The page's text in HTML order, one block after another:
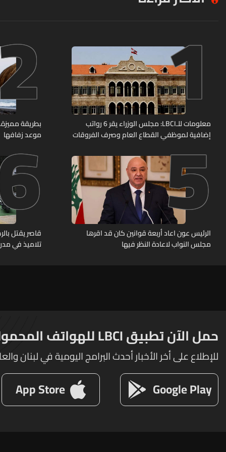
1
معلومات للـLBCI: مجلس الوزراء يقر 6 رواتب
إضافية لموظفي القطاع العام وصرف الفروقات
بطريقة
موعد زفافها
5
الرئيس عون اعاد أربعة قوانين كان قد اقرها
مجلس النواب لاعادة النظر فيها
قاصر يقتل
تلاميذ في
حمل الآن تطبيق LBCI للهواتف المحمولة
للإطلاع على أخر الأخبار أحدث البرامج اليومية في لبنان
Google Play
App Store